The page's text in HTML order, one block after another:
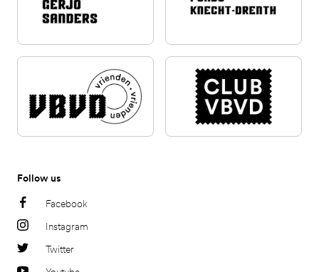
Follow us
Facebook
Instagram
Twitter